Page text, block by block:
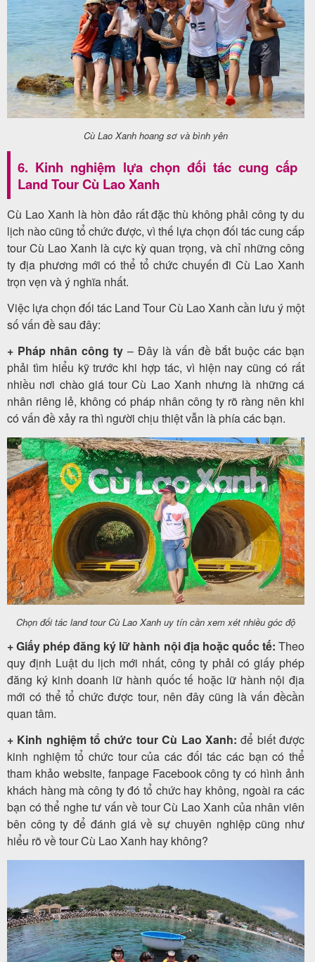
Cù Lao Xanh hoang sơ và bình yên
6. Kinh nghiệm lựa chọn đối tác cung cấp
Land Tour Cù Lao Xanh
Cù Lao Xanh là hòn đảo rất đặc thù không phải công ty du
lịch nào cũng tổ chức được, vì thế lựa chọn đối tác cung cấp
tour Cù Lao Xanh là cực kỳ quan trọng, và chỉ những công
ty địa phương mới có thể tổ chức chuyến đi Cù Lao Xanh
trọn vẹn và ý nghĩa nhất.
Việc lựa chọn đối tác Land Tour Cù Lao Xanh cần lưu ý một
số vấn đề sau đây:
+ Pháp nhân công ty – Đây là vấn đề bắt buộc các bạn
phải tìm hiểu kỹ trước khi hợp tác, vì hiện nay cũng có rất
nhiều nơi chào giá tour Cù Lao Xanh nhưng là những cá
nhân riêng lẻ, không có pháp nhân công ty rõ ràng nên khi
có vấn đề xảy ra thì người chịu thiệt vẫn là phía các bạn.
Chọn đối tác land tour Cù Lao Xanh uy tín cần xem xét nhiều góc độ
+ Giấy phép đăng ký lữ hành nội địa hoặc quốc tế: Theo
quy định Luật du lịch mới nhất, công ty phải có giấy phép
đăng ký kinh doanh lữ hành quốc tế hoặc lữ hành nội địa
mới có thể tổ chức được tour, nên đây cũng là vấn đềcần
quan tâm.
+ Kinh nghiệm tổ chức tour Cù Lao Xanh: để biết được
kinh nghiệm tổ chức tour của các đối tác các bạn có thể
tham khảo website, fanpage Facebook công ty có hình ảnh
khách hàng mà công ty đó tổ chức hay không, ngoài ra các
bạn có thể nghe tư vấn về tour Cù Lao Xanh của nhân viên
bên công ty để đánh giá về sự chuyên nghiệp cũng như
hiểu rõ về tour Cù Lao Xanh hay không?